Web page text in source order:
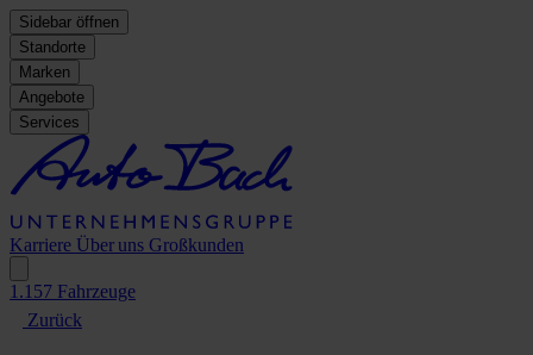
Sidebar öffnen
Standorte
Marken
Angebote
Services
Karriere Über uns Großkunden
1.157 Fahrzeuge
Zurück